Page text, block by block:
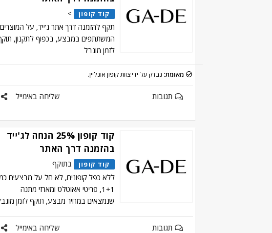
קוד קופון
>
תקף להזמנה דרך אתר ג'ייד, על המוצרים
המשתתפים במבצע, בכפוף לתקנון,
לזמן מוגבל
מאומת: נבדק על-ידי צוות קופון אונליין.
שליחה באימייל תגובות
קוד קופון 25% הנחה לג'ייד
בהזמנה דרך האתר
קוד קופון
בתוקף
ללא כפל קופונים, לא חל על מבצעים
1+1, פריטי אאוטלט ומארזי מתנה
שנמצאים במחיר מבצע, תוקף לזמן
שליחה באימייל תגובות